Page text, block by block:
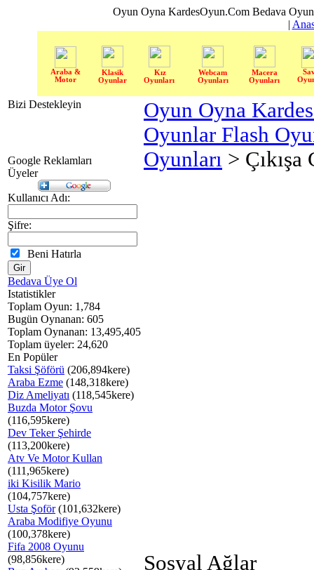
Oyun Oyna KardesOyun.Com Bedava
|
Araba &
Motor
Klasik
Oyunlar
Kız
Oyunları
Webcam
Oyunları
Macera
Oyunları
Bizi Destekleyin
Google Reklamları
Üyeler
Kullanıcı Adı:
Şifre:
Beni Hatırla
Bedava Üye Ol
Istatistikler
Toplam Oyun: 1,784
Bugün Oynanan: 605
Toplam Oynanan: 13,495,405
Toplam üyeler: 24,620
En Popüler
Taksi Şöförü (206,894kere)
Araba Ezme (148,318kere)
Diz Ameliyatı (118,545kere)
Buzda Motor Şovu
(116,595kere)
Dev Teker Şehirde
(113,200kere)
Atv Ve Motor Kullan
(111,965kere)
iki Kisilik Mario
(104,757kere)
Usta Şoför(101,632kere)
Araba Modifiye Oyunu
(100,378kere)
Fifa 2008 Oyunu
(98,856kere)
Oyun Oyna
Oyunlar Flash
Oyunları >
Sosyal Ağlar